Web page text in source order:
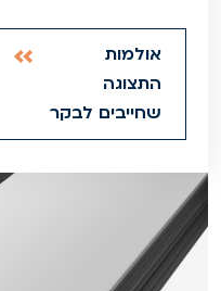
אולמות
התצוגה
שחייבים לבקר